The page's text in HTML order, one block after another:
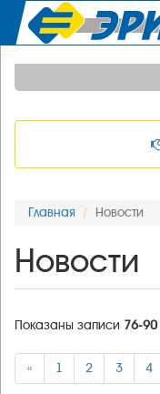
Главная Новости
Новости
Показаны записи 76-90
« 1 2 3 4